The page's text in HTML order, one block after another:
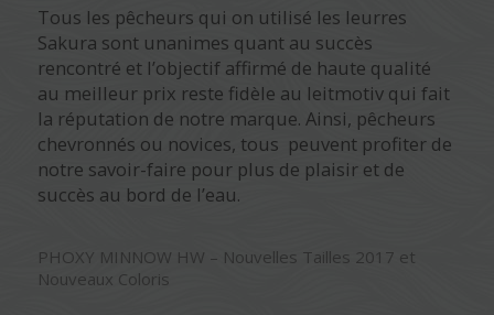
Tous les pêcheurs qui on utilisé les leurres
Sakura sont unanimes quant au succès
rencontré et l’objectif affirmé de haute qualité
au meilleur prix reste fidèle au leitmotiv qui fait
la réputation de notre marque. Ainsi, pêcheurs
chevronnés ou novices, tous peuvent profiter de
notre savoir-faire pour plus de plaisir et de
succès au bord de l’eau.
PHOXY MINNOW HW – Nouvelles Tailles 2017 et
Nouveaux Coloris